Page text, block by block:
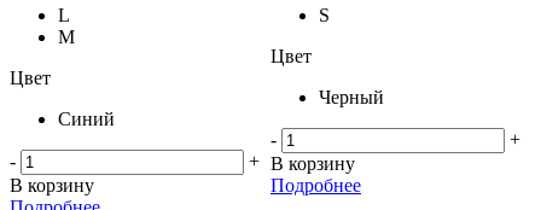
L
M
Цвет
Синий
-
+
В корзину
S
Цвет
Черный
-
+
В корзину
Подробнее